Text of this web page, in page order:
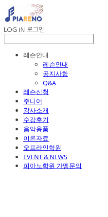
LOG IN 로그인
레슨안내
레슨안내
공지사항
Q&A
레슨신청
주니어
강사소개
수강후기
음악용품
이론자료
오프라인학원
EVENT & NEWS
피아노학원 가맹문의